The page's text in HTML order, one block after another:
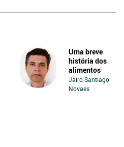
Uma breve
história dos
alimentos
Jairo Santiago
Novaes